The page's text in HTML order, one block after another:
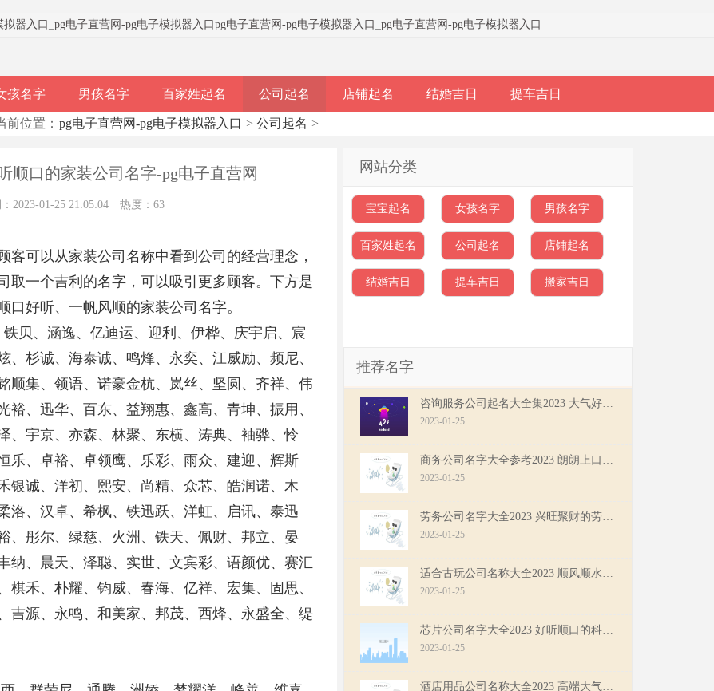
拟器入口 pg电子直营网-pg电子模拟器入口 pg电子直营网-pg电子模拟器入口 pg电子直营网-pg电子模拟器入口
孩名字 男孩名字 百家姓起名 公司起名 店铺起名 结婚吉日 提车吉日
前位置： pg电子直营网-pg电子模拟器入口 > 公司起名 >
顺口的家装公司名字-pg电子直营网
2023-01-25 21:05:04 热度：63
可以从家装公司名称中看到公司的经营理念，
取一个吉利的名字，可以吸引更多顾客。下方是
好听、一帆风顺的家装公司名字。
贝、涵逸、亿迪运、迎利、伊桦、庆宇启、宸
杉诚、海泰诚、鸣烽、永奕、江威励、频尼、
顺集、领语、诺豪金杭、岚丝、坚圆、齐祥、伟
、迅华、百东、益翔惠、鑫高、青坤、振用、
、宇京、亦森、林聚、东横、涛典、袖骅、怜
乐、卓裕、卓领鹰、乐彩、雨众、建迎、辉斯
银诚、洋初、熙安、尚精、众芯、皓润诺、木
洛、汉卓、希枫、铁迅跃、洋虹、启讯、泰迅
、彤尔、绿慈、火洲、铁天、佩财、邦立、晏
纳、晨天、泽聪、实世、文宾彩、语颜优、赛汇
禾、朴耀、钧威、春海、亿祥、宏集、固思、
吉源、永鸣、和美家、邦茂、西烽、永盛全、缇
网站分类
宝宝起名 女孩名字 男孩名字
百家姓起名 公司起名 店铺起名
结婚吉日 提车吉日 搬家吉日
推荐名字
2023-01-25
2023-01-25
2023-01-25
2023-01-25
2023-01-25